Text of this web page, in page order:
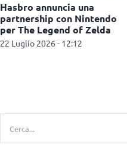
6, il prezzo al
potrebbe superare i
dollari
2026 - 11:59